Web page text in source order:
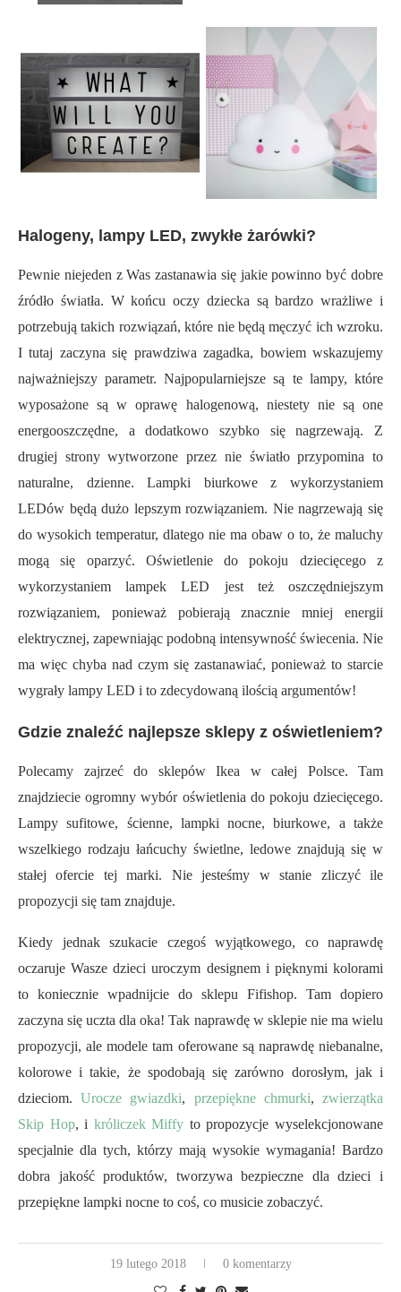
Halogeny, lampy LED, zwykłe żarówki?
Pewnie niejeden z Was zastanawia się jakie powinno być dobre
źródło światła. W końcu oczy dziecka są bardzo wrażliwe i
potrzebują takich rozwiązań, które nie będą męczyć ich wzroku.
I tutaj zaczyna się prawdziwa zagadka, bowiem wskazujemy
najważniejszy parametr. Najpopularniejsze są te lampy, które
wyposażone są w oprawę halogenową, niestety nie są one
energooszczędne, a dodatkowo szybko się nagrzewają. Z
drugiej strony wytworzone przez nie światło przypomina to
naturalne, dzienne. Lampki biurkowe z wykorzystaniem
LEDów będą dużo lepszym rozwiązaniem. Nie nagrzewają się
do wysokich temperatur, dlatego nie ma obaw o to, że maluchy
mogą się oparzyć. Oświetlenie do pokoju dziecięcego z
wykorzystaniem lampek LED jest też oszczędniejszym
rozwiązaniem, ponieważ pobierają znacznie mniej energii
elektrycznej, zapewniając podobną intensywność świecenia. Nie
ma więc chyba nad czym się zastanawiać, ponieważ to starcie
wygrały lampy LED i to zdecydowaną ilością argumentów!
Gdzie znaleźć najlepsze sklepy z oświetleniem?
Polecamy zajrzeć do sklepów Ikea w całej Polsce. Tam
znajdziecie ogromny wybór oświetlenia do pokoju dziecięcego.
Lampy sufitowe, ścienne, lampki nocne, biurkowe, a także
wszelkiego rodzaju łańcuchy świetlne, ledowe znajdują się w
stałej ofercie tej marki. Nie jesteśmy w stanie zliczyć ile
propozycji się tam znajduje.
Kiedy jednak szukacie czegoś wyjątkowego, co naprawdę
oczaruje Wasze dzieci uroczym designem i pięknymi kolorami
to koniecznie wpadnijcie do sklepu Fifishop. Tam dopiero
zaczyna się uczta dla oka! Tak naprawdę w sklepie nie ma wielu
propozycji, ale modele tam oferowane są naprawdę niebanalne,
kolorowe i takie, że spodobają się zarówno dorosłym, jak i
dzieciom.Urocze gwiazdki, przepiękne chmurki,zwierzątka
Skip Hop, i króliczek Miffy to propozycje wyselekcjonowane
specjalnie dla tych, którzy mają wysokie wymagania! Bardzo
dobra jakość produktów, tworzywa bezpieczne dla dzieci i
przepiękne lampki nocne to coś, co musicie zobaczyć.
19 lutego 2018 0 komentarzy